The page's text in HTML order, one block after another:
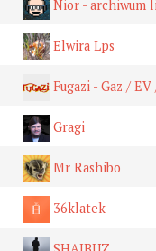
Nior - archiwum
Elwira Lps
Fugazi - Gaz /
Gragi
Mr Rashibo
36klatek